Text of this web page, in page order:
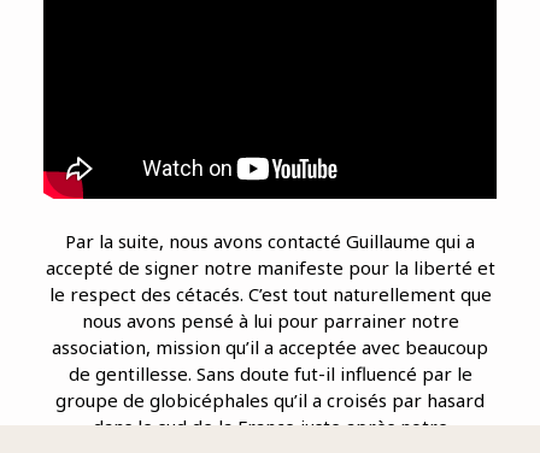
Par la suite, nous avons contacté Guillaume qui a
accepté de signer notre manifeste pour la liberté et
le respect des cétacés. C’est tout naturellement que
nous avons pensé à lui pour parrainer notre
association, mission qu’il a acceptée avec beaucoup
de gentillesse. Sans doute fut-il influencé par le
groupe de globicéphales qu’il a croisés par hasard
dans le sud de la France juste après notre